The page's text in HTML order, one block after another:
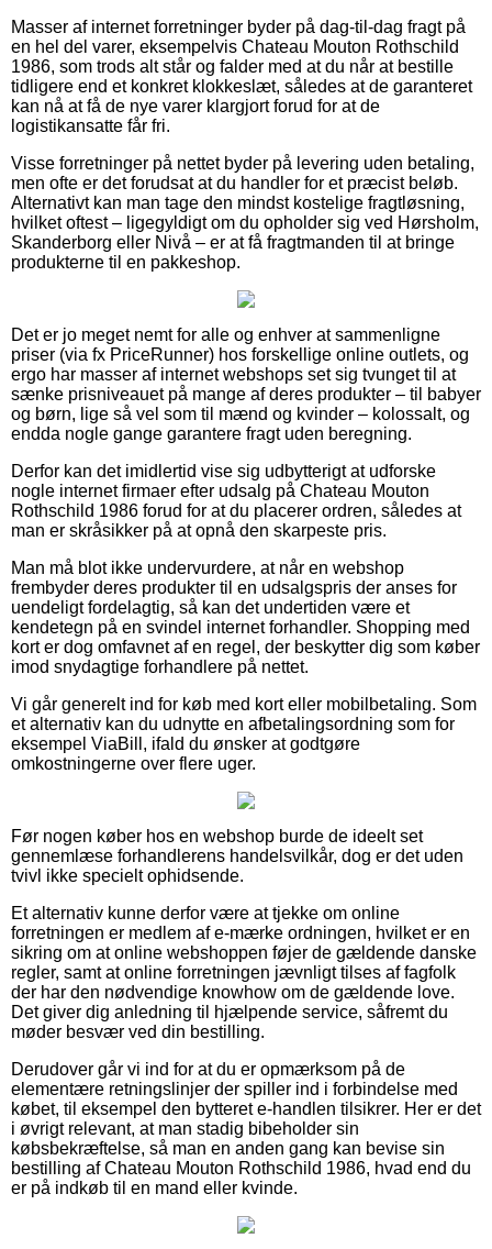
Masser af internet forretninger byder på dag-til-dag fragt på
en hel del varer, eksempelvis Chateau Mouton Rothschild
1986, som trods alt står og falder med at du når at bestille
tidligere end et konkret klokkeslæt, således at de garanteret
kan nå at få de nye varer klargjort forud for at de
logistikansatte får fri.
Visse forretninger på nettet byder på levering uden betaling,
men ofte er det forudsat at du handler for et præcist beløb.
Alternativt kan man tage den mindst kostelige fragtløsning,
hvilket oftest – ligegyldigt om du opholder sig ved Hørsholm,
Skanderborg eller Nivå – er at få fragtmanden til at bringe
produkterne til en pakkeshop.
Det er jo meget nemt for alle og enhver at sammenligne
priser (via fx PriceRunner) hos forskellige online outlets, og
ergo har masser af internet webshops set sig tvunget til at
sænke prisniveauet på mange af deres produkter – til babyer
og børn, lige så vel som til mænd og kvinder – kolossalt, og
endda nogle gange garantere fragt uden beregning.
Derfor kan det imidlertid vise sig udbytterigt at udforske
nogle internet firmaer efter udsalg på Chateau Mouton
Rothschild 1986 forud for at du placerer ordren, således at
man er skråsikker på at opnå den skarpeste pris.
Man må blot ikke undervurdere, at når en webshop
frembyder deres produkter til en udsalgspris der anses for
uendeligt fordelagtig, så kan det undertiden være et
kendetegn på en svindel internet forhandler. Shopping med
kort er dog omfavnet af en regel, der beskytter dig som køber
imod snydagtige forhandlere på nettet.
Vi går generelt ind for køb med kort eller mobilbetaling. Som
et alternativ kan du udnytte en afbetalingsordning som for
eksempel ViaBill, ifald du ønsker at godtgøre
omkostningerne over flere uger.
Før nogen køber hos en webshop burde de ideelt set
gennemlæse forhandlerens handelsvilkår, dog er det uden
tvivl ikke specielt ophidsende.
Et alternativ kunne derfor være at tjekke om online
forretningen er medlem af e-mærke ordningen, hvilket er en
sikring om at online webshoppen føjer de gældende danske
regler, samt at online forretningen jævnligt tilses af fagfolk
der har den nødvendige knowhow om de gældende love.
Det giver dig anledning til hjælpende service, såfremt du
møder besvær ved din bestilling.
Derudover går vi ind for at du er opmærksom på de
elementære retningslinjer der spiller ind i forbindelse med
købet, til eksempel den bytteret e-handlen tilsikrer. Her er det
i øvrigt relevant, at man stadig bibeholder sin
købsbekræftelse, så man en anden gang kan bevise sin
bestilling af Chateau Mouton Rothschild 1986, hvad end du
er på indkøb til en mand eller kvinde.